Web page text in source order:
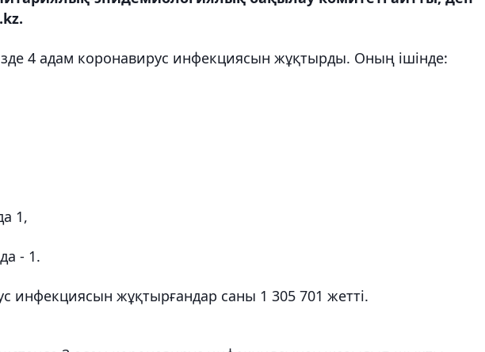
4 адам коронавирус инфекциясын жұқтырды. Оның ішінде:
1,
- 1.
инфекциясын жұқтырғандар саны 1 305 701 жетті.